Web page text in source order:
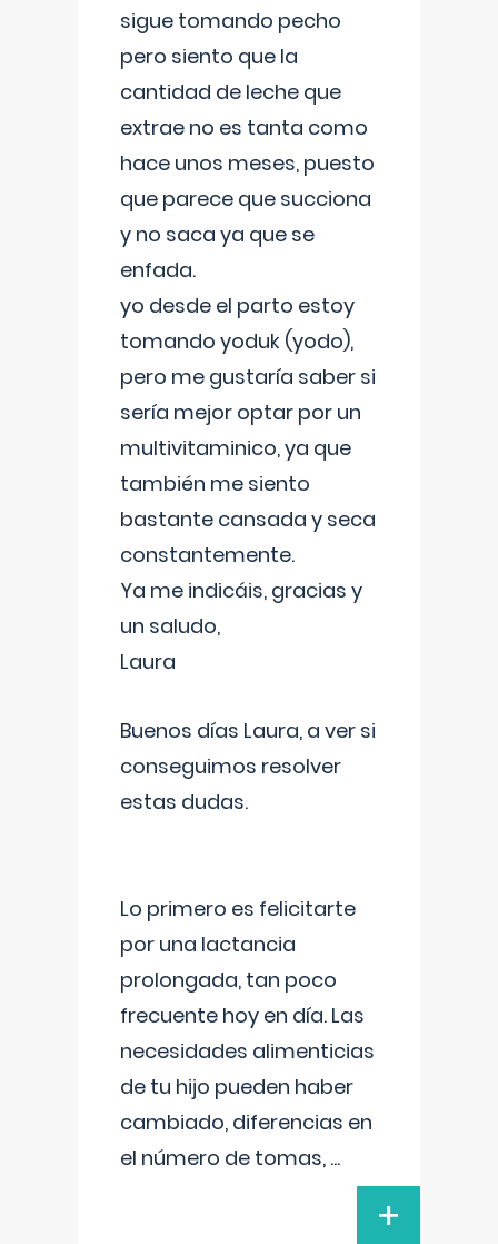
sigue tomando pecho
pero siento que la
cantidad de leche que
extrae no es tanta como
hace unos meses, puesto
que parece que succiona
y no saca ya que se
enfada.
yo desde el parto estoy
tomando yoduk (yodo),
pero me gustaría saber si
sería mejor optar por un
multivitaminico, ya que
también me siento
bastante cansada y seca
constantemente.
Ya me indicáis, gracias y
un saludo,
Laura
Buenos días Laura, a ver si
conseguimos resolver
estas dudas.
Lo primero es felicitarte
por una lactancia
prolongada, tan poco
frecuente hoy en día. Las
necesidades alimenticias
de tu hijo pueden haber
cambiado, diferencias en
el número de tomas, ...
+